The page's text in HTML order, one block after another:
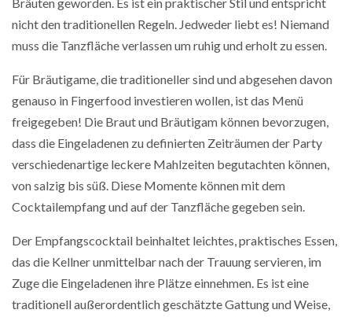
nicht den traditionellen Regeln. Jedweder liebt es! Niemand
muss die Tanzfläche verlassen um ruhig und erholt zu essen.
Für Bräutigame, die traditioneller sind und abgesehen davon
genauso in Fingerfood investieren wollen, ist das Menü
freigegeben! Die Braut und Bräutigam können bevorzugen,
dass die Eingeladenen zu definierten Zeiträumen der Party
verschiedenartige leckere Mahlzeiten begutachten können,
von salzig bis süß. Diese Momente können mit dem
Cocktailempfang und auf der Tanzfläche gegeben sein.
Der Empfangscocktail beinhaltet leichtes, praktisches Essen,
das die Kellner unmittelbar nach der Trauung servieren, im
Zuge die Eingeladenen ihre Plätze einnehmen. Es ist eine
traditionell außerordentlich geschätzte Gattung und Weise,